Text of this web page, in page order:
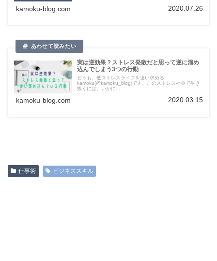
kamoku-blog.com 2020.07.26
実は逆効果？ストレス発散だと思って逆に溜め
込んでしまう3つの行動
どうも、低ストレスライフを追い求める
kamoku(@kamoku_blog)です。このストレス社会で生き
抜くには、いかに...
kamoku-blog.com 2020.03.15
仕事術 ビジネススキル